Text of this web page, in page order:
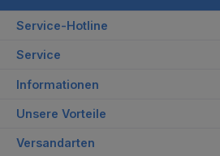
Service-Hotline
Service
Informationen
Unsere Vorteile
Versandarten